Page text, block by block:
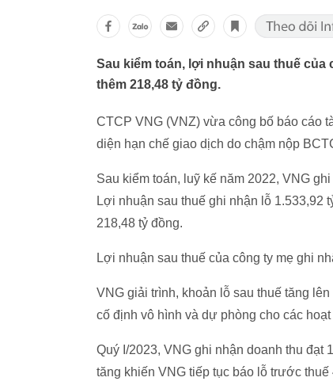
Sau kiểm toán, lợi nhuận sau thuế
thêm 218,48 tỷ đồng.
CTCP VNG (VNZ) vừa công bố báo cáo
diện hạn chế giao dịch do chậm nộp
Sau kiểm toán, luỹ kế năm 2022, VNG
Lợi nhuận sau thuế ghi nhận lỗ
218,48 tỷ đồng.
Lợi nhuận sau thuế của công ty mẹ ghi
VNG giải trình, khoản lỗ sau thuế tăng
cố định vô hình và dự phòng cho các
Quý I/2023, VNG ghi nhận doanh thu đạt
tăng khiến VNG tiếp tục báo lỗ trước thuế